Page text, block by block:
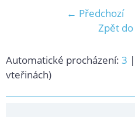
← Předchozí
Zpět
Automatické procházení: 3 |
vteřinách)